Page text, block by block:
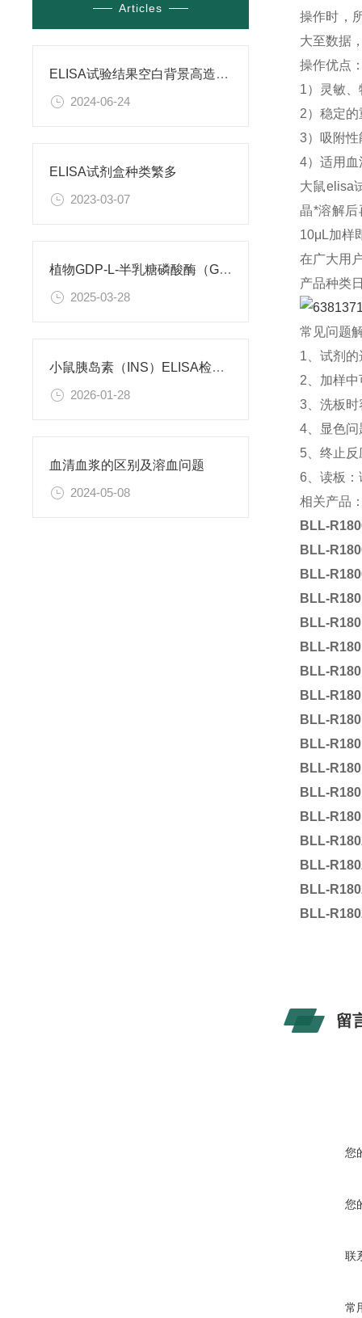
Articles
ELISA试验结果空白背景高造成原因
2024-06-24
ELISA试剂盒种类繁多
2023-03-07
植物GDP-L-半乳糖磷酸酶（GGP）ELISA试剂盒 使用说明书
2025-03-28
小鼠胰岛素（INS）ELISA检测试剂盒 使用说明书
2026-01-28
血清血浆的区别及溶血问题
2024-05-08
操作时，
大至数据
操作优点
1）灵敏
2）稳定
3）吸附
4）适用
大鼠elisa
晶*溶解
10μL加样
在广大用
产品种类
常见问题
1、试剂
2、加样
3、洗板
4、显色
5、终止
6、读板
相关产品
BLL-
BLL-
BLL-
BLL-
BLL-
BLL-
BLL-
BLL-
BLL-
BLL-
BLL-
BLL-
BLL-
BLL-
BLL-
BLL-
BLL-
留
您
您
联
常